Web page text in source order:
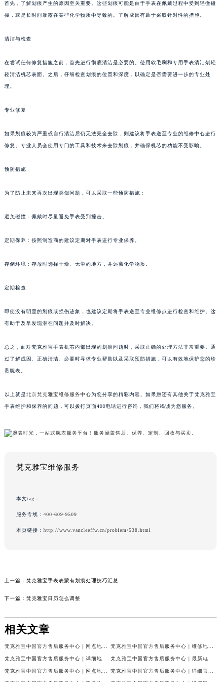
首先，了解划痕产生的原因至关重要。这些划痕可能是由于手表在佩戴过程中受到轻微碰
撞，或是长时间暴露在某些化学物质中导致的。了解成因有助于采取针对性的措施。
清洁与检查
在尝试任何修复措施之前，首先进行彻底清洁是必要的。使用软毛刷和专用手表清洁剂轻
轻清洁机芯表面。之后，仔细检查划痕的位置和深度，以确定是否需要进一步的专业处
理。
专业修复
如果划痕较为严重或自行清洁后仍无法完全去除，则建议将手表送至专业的维修中心进行
修复。专业人员会使用专门的工具和技术来去除划痕，并确保机芯的功能不受影响。
预防措施
为了防止未来再次出现类似问题，可以采取一些预防措施：
避免碰撞：佩戴时尽量避免手表受到撞击。
定期保养：按照制造商的建议定期对手表进行专业保养。
存储环境：存放时选择干燥、无尘的地方，并远离化学物质。
定期检查
即使没有明显的划痕或损伤迹象，也建议定期将手表送至专业维修点进行检查和维护。这
有助于及早发现潜在问题并及时解决。
总之，面对梵克雅宝手表机芯内部出现的划痕问题时，采取正确的处理方法非常重要。通
过了解成因、正确清洁、必要时寻求专业帮助以及采取预防措施，可以有效地保护您的珍
贵腕表。
以上就是北京梵克雅宝维修服务中心为您分享的精彩内容。如果您还有其他关于梵克雅宝
手表维护和保养的问题，可以拨打页面400电话进行咨询，我们将竭诚为您服务。
梵克雅宝维修服务
本文tag：
服务专线： 400-609-9509
本页链接： http://www.vancleeffw.cn/problem/538.html
上一篇： 梵克雅宝手表表蒙有划痕处理技巧汇总
下一篇： 梵克雅宝日历怎么调整
相关文章